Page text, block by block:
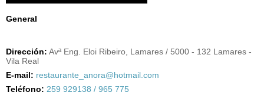
General
Dirección: Avª Eng. Eloi Ribeiro, Lamares / 5000 - 132 Lamares -
Vila Real
E-mail: restaurante_anora@hotmail.com
Teléfono: 259 929138 / 965 775